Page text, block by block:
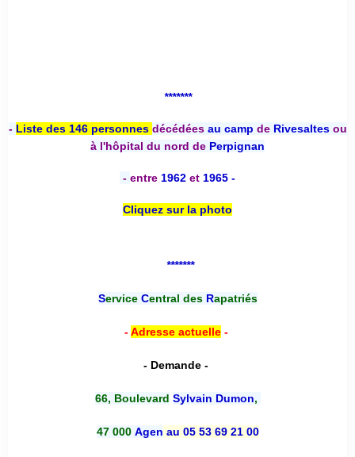
*******
- Liste des 146 personnes décédées au camp deRivesaltesou
à l'hôpital du nord de Perpignan
- entre 1962 et 1965 -
Cliquez sur la photo
*******
Service Central desRapatriés
-Adresse actuelle-
- Demande -
66, Boulevard Sylvain Dumon,
47 000 Agen au 05 53 69 21 00